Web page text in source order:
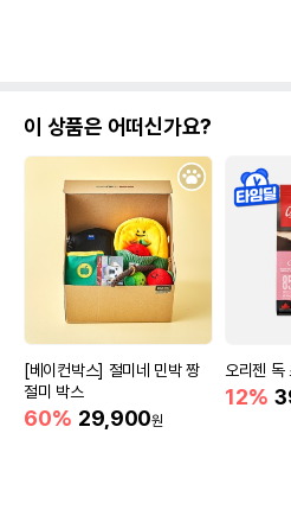
이 상품은 어떠신가요?
[베이컨박스] 절미네 민박 짱
절미 박스
60% 29,900원
오리젠 독
12%